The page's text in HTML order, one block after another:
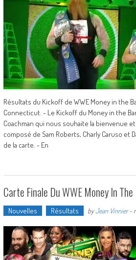
Résultats du Kickoff de WWE Money in the
Connecticut. - Le Kickoff du Money in the
Coachman qui nous souhaite la bienvenue
composé de Sam Roberts, Charly Caruso et
de la carte. - En
Carte Finale Du WWE Money In
Nouvelles Résultats byJean Vinnier-